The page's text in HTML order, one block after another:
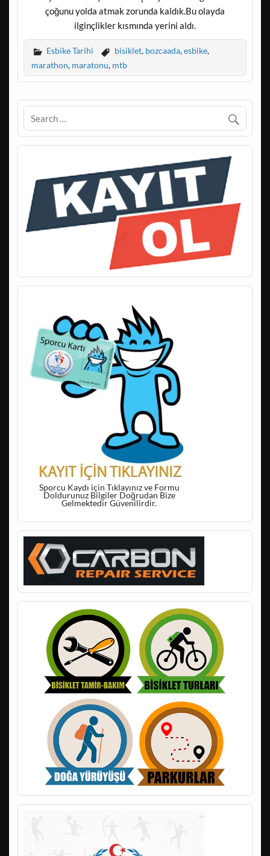
çoğunu yolda atmak zorunda kaldık.Bu olayda
ilginçlikler kısmında yerini aldı.
Esbike Tarihi bisiklet, bozcaada,esbike,
marathon, maratonu, mtb
Sporcu Kaydı için Tıklayınız ve Formu
Doldurunuz Bilgiler Doğrudan Bize
Gelmektedir Güvenilirdir.